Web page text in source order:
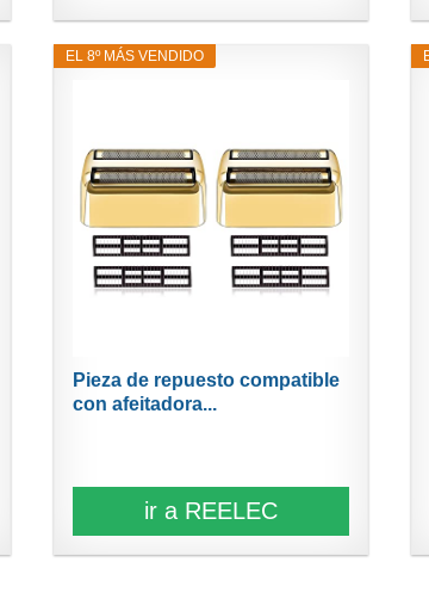
EL 8º MÁS VENDIDO
Pieza de repuesto compatible
con afeitadora...
ir a REELEC